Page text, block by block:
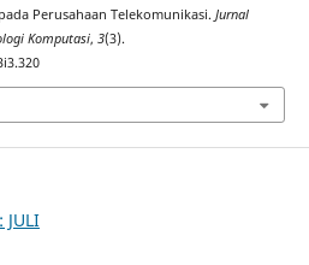
Perusahaan Telekomunikasi. Jurnal
Komputasi, 3(3).
JULI